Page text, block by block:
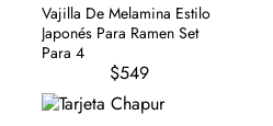
Vajilla De Melamina Estilo
Japonés Para Ramen Set
Para 4
$549